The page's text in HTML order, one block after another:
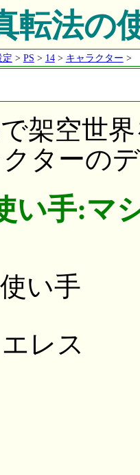
転法の
定 > PS > 14> キャラクター >
架空世
ターの
い手:マ
い手
レス